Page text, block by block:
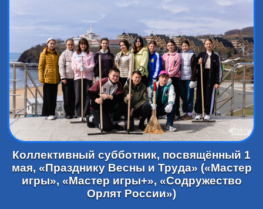
Коллективный субботник, посвящённый 1
мая, «Празднику Весны и Труда» («Мастер
игры», «Мастер игры+», «Содружество
Орлят России»)